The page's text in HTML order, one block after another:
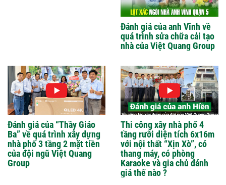
Đánh giá của anh Vĩnh về
quá trình sửa chữa cải tạo
nhà của Việt Quang Group
Đánh giá của “Thầy Giáo
Ba” về quá trình xây dựng
nhà phố 3 tầng 2 mặt tiền
của đội ngũ Việt Quang
Group
Thi công xây nhà phố 4
tầng rưỡi diện tích 6x16m
với nội thất “Xịn Xò”, có
thang máy, có phòng
Karaoke và gia chủ đánh
giá thế nào ?